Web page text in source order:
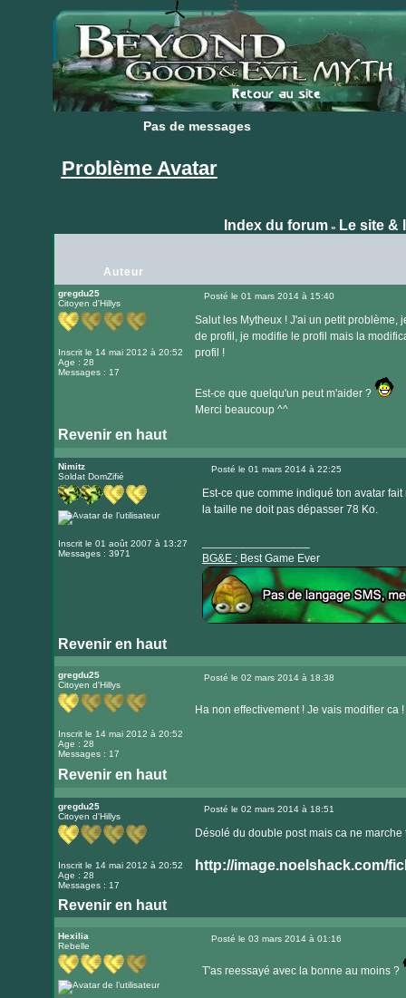
Pas de messages
Pas de messages
Problème Avatar
Index du forum» Le site &
Auteur
gregdu25
Citoyen d'Hillys
Inscrit le 14 mai 2012 à 20:52
Age : 28
Messages : 17
Posté le 01 mars 2014 à 15:40
Salut les Mytheux ! J'ai un petit problème,
de profil, je modifie le profil mais la
profil !
Est-ce que quelqu'un peut m'aider ?
Merci beaucoup ^^
Revenir en haut
Nimitz
Soldat DomZifié
Inscrit le 01 août 2007 à 13:27
Messages : 3971
Posté le 01 mars 2014 à 22:25
Est-ce que comme indiqué ton avatar
la taille ne doit pas dépasser 78 Ko.
BG&E :Best Game Ever
Revenir en haut
Visiter
le
internet
gregdu25
Citoyen d'Hillys
Inscrit le 14 mai 2012 à 20:52
Age : 28
Messages : 17
Posté le 02 mars 2014 à 18:38
Ha non effectivement ! Je vais modifier ca
Revenir en haut
gregdu25
Citoyen d'Hillys
Inscrit le 14 mai 2012 à 20:52
Age : 28
Messages : 17
Posté le 02 mars 2014 à 18:51
Désolé du double post mais ca ne
http://image.noelshack.com/
Revenir en haut
Hexilia
Rebelle
Posté le 03 mars 2014 à 01:16
T'as reessayé avec la bonne au moins ?